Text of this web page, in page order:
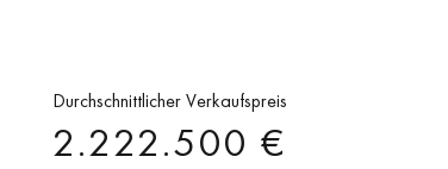
Durchschnittlicher Verkaufspreis
2.222.500 €